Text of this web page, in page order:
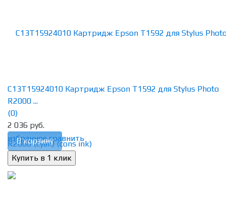
избранное сравнить
C13T15924010 Картридж Epson T1592 для Stylus Photo
R2000 ...
(0)
2 036 руб.
В корзину